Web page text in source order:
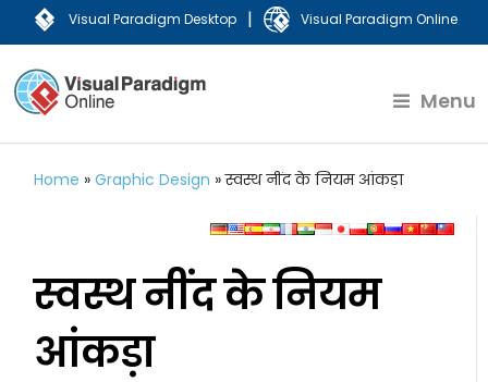
Visual Paradigm Desktop | Visual Paradigm Online
Menu
Home »Graphic Design »स्वस्थ नींद के नियम आंकड़ा
स्वस्थ नींद के नियम
आंकड़ा